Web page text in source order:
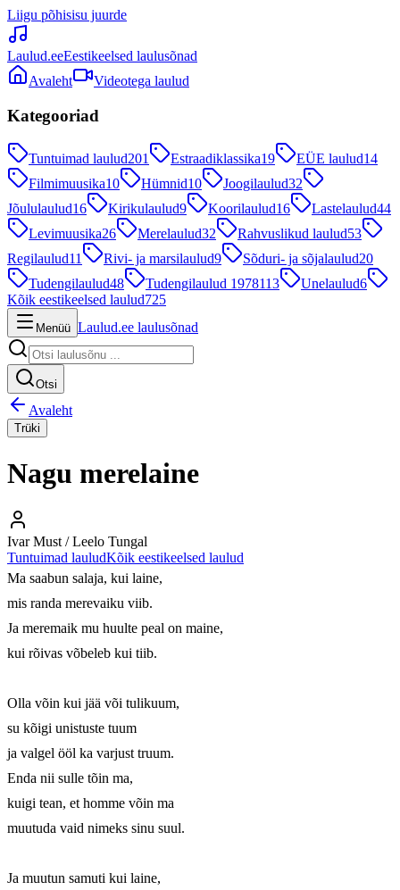
Liigu põhisisu juurde
Laulud.eeEestikeelsed laulusõnad
Avaleht
Videotega laulud
Kategooriad
Tuntuimad laulud201 Estraadiklassika19 EÜE laulud14
Filmimuusika10 Hümnid10 Joogilaulud32
Jõululaulud16 Kirikulaulud9 Koorilaulud16 Lastelaulud44
Levimuusika26 Merelaulud32 Rahvuslikud laulud53
Regilaulud11 Rivi- ja marsilaulud9 Sõduri- ja sõjalaulud20
Tudengilaulud48 Tudengilaulud 1978113 Unelaulud6
Kõik eestikeelsed laulud725
Menüü Laulud.ee laulusõnad
Otsi
Avaleht
Trüki
Nagu merelaine
Ivar Must / Leelo Tungal
Tuntuimad lauludKõik eestikeelsed laulud
Ma saabun salaja, kui laine,
mis randa merevaiku viib.
Ja meremaik mu huulte peal on maine,
kui rõivas võbeleb kui tiib.
Olla võin kui jää või tulikuum,
su kõigi unistuste tuum
ja valgel ööl ka varjust truum.
Enda nii sulle tõin ma,
kuigi tean, et homme võin ma
muutuda vaid nimeks sinu suul.
Ja muutun samuti kui laine,